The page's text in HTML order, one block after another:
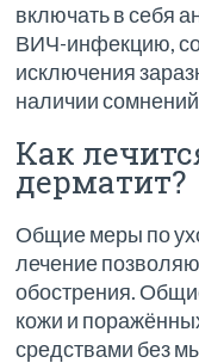
включать в себя
ВИЧ-инфекцию,
исключения
наличии
Как
дерматит?
Общие меры по
лечение
обострения.
кожи и
средствами без